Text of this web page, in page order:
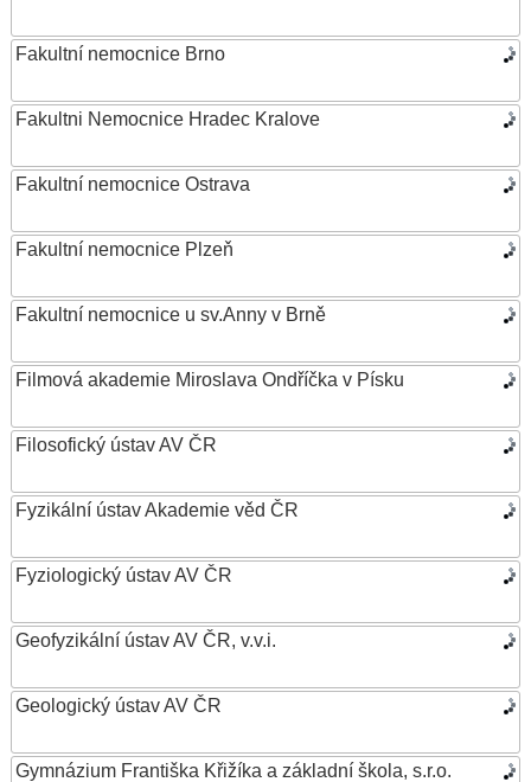
Fakultní nemocnice Brno
Fakultni Nemocnice Hradec Kralove
Fakultní nemocnice Ostrava
Fakultní nemocnice Plzeň
Fakultní nemocnice u sv.Anny v Brně
Filmová akademie Miroslava Ondříčka v Písku
Filosofický ústav AV ČR
Fyzikální ústav Akademie věd ČR
Fyziologický ústav AV ČR
Geofyzikální ústav AV ČR, v.v.i.
Geologický ústav AV ČR
Gymnázium Františka Křižíka a základní škola, s.r.o.